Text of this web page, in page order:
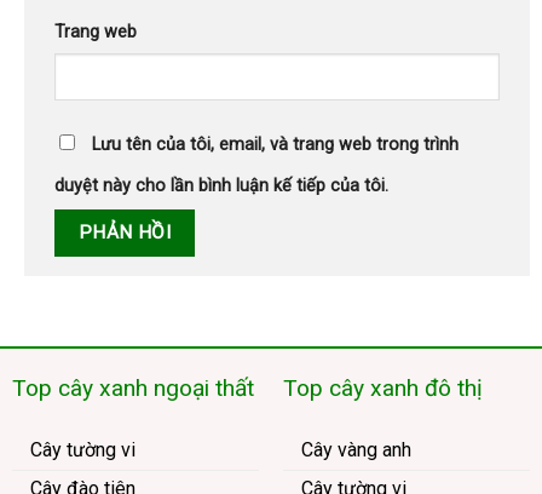
Trang web
Lưu tên của tôi, email, và trang web trong trình
duyệt này cho lần bình luận kế tiếp của tôi.
Top cây xanh ngoại thất
Cây tường vi
Cây đào tiên
Top cây xanh đô thị
Cây vàng anh
Cây tường vi